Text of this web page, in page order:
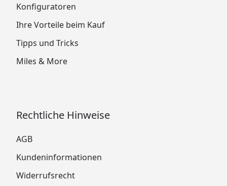
Konfiguratoren
Ihre Vorteile beim Kauf
Tipps und Tricks
Miles & More
Rechtliche Hinweise
AGB
Kundeninformationen
Widerrufsrecht